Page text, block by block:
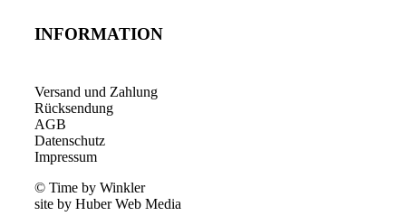
INFORMATION
Versand und Zahlung
Rücksendung
AGB
Datenschutz
Impressum
© Time by Winkler
site by Huber Web Media